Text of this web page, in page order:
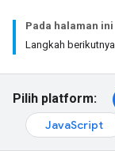
Pada halaman ini
Langkah berikutnya
Pilih platform:
JavaScript